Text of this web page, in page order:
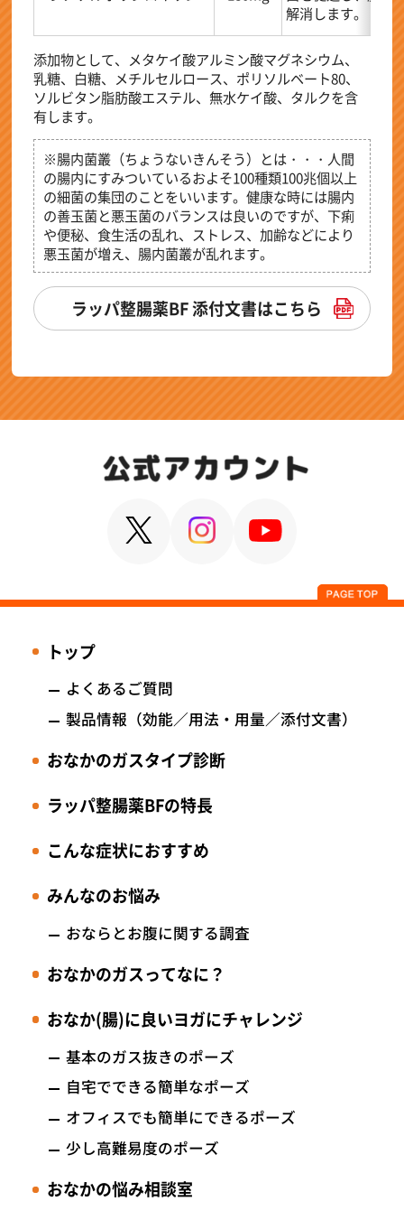
解消します。
添加物として、メタケイ酸アルミン酸マグネシウム、
乳糖、白糖、メチルセルロース、ポリソルベート80、
ソルビタン脂肪酸エステル、無水ケイ酸、タルクを含
有します。
※腸内菌叢（ちょうないきんそう）とは・・・人間
の腸内にすみついているおよそ100種類100兆個以上
の細菌の集団のことをいいます。健康な時には腸内
の善玉菌と悪玉菌のバランスは良いのですが、下痢
や便秘、食生活の乱れ、ストレス、加齢などにより
悪玉菌が増え、腸内菌叢が乱れます。
ラッパ整腸薬BF 添付文書はこちら
トップ
よくあるご質問
製品情報 （効能／用法・用量／添付文書）
おなかのガスタイプ診断
ラッパ整腸薬BFの特長
こんな症状におすすめ
みんなのお悩み
おならとお腹に関する調査
おなかのガスってなに？
おなか(腸)に良いヨガにチャレンジ
基本のガス抜きのポーズ
自宅でできる簡単なポーズ
オフィスでも簡単にできるポーズ
少し高難易度のポーズ
おなかの悩み相談室